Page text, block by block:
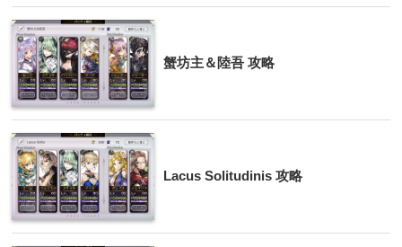
蟹坊主＆陸吾 攻略
Lacus Solitudinis 攻略